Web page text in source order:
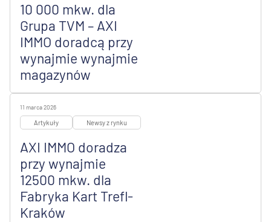
10 000 mkw. dla
Grupa TVM – AXI
IMMO doradcą przy
wynajmie wynajmie
magazynów
11 marca 2026
Artykuły Newsy z rynku
AXI IMMO doradza
przy wynajmie
12500 mkw. dla
Fabryka Kart Trefl-
Kraków